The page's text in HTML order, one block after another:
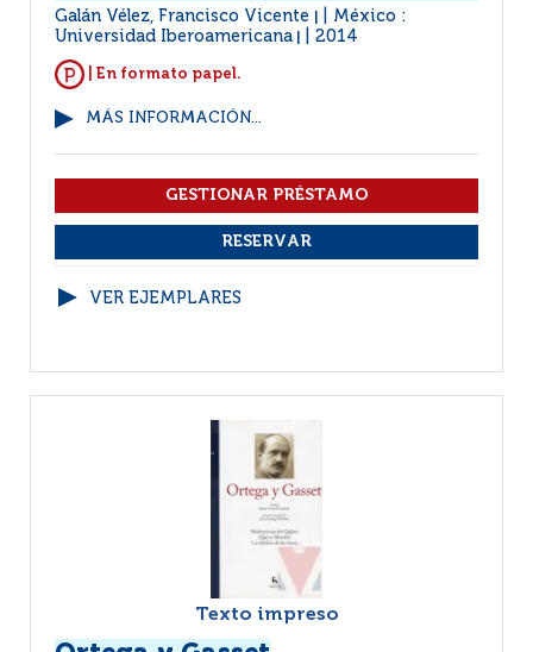
Galán Vélez, Francisco Vicente
México :
Universidad Iberoamericana
2014
| En formato papel.
MÁS INFORMACIÓN...
VER EJEMPLARES
Texto impreso